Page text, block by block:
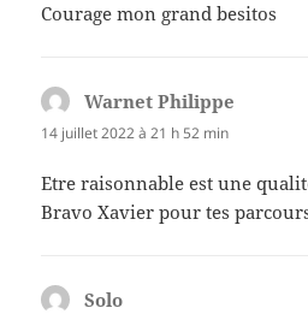
Courage mon grand besitos
Warnet Philippe
14 juillet 2022 à 21 h 52 min
Etre raisonnable est une
Bravo Xavier pour tes
Solo